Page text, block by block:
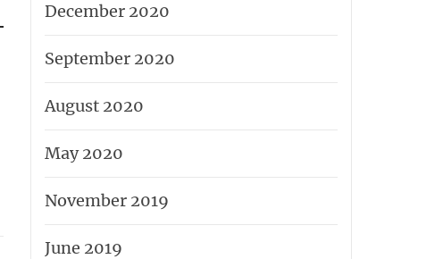
December 2020
September 2020
August 2020
May 2020
November 2019
June 2019